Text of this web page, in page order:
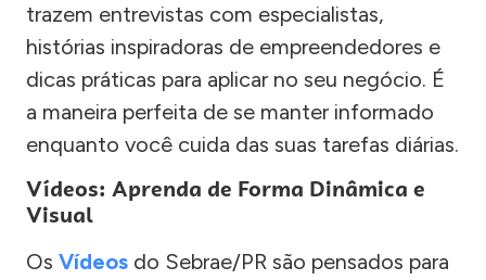
trazem entrevistas com especialistas,
histórias inspiradoras de empreendedores e
dicas práticas para aplicar no seu negócio. É
a maneira perfeita de se manter informado
enquanto você cuida das suas tarefas diárias.
Vídeos: Aprenda de Forma Dinâmica e
Visual
Os Vídeos do Sebrae/PR são pensados para